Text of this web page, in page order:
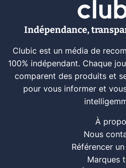
Indépendance,
Clubic est un média de
100% indépendant. Chaque
comparent des produits et
pour vous informer et
À
Nous
Référencer
Marques